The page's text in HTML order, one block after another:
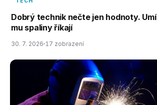
Dobrý technik nečte jen hodnoty.
mu spaliny říkají
30. 7. 2026 17 zobrazení